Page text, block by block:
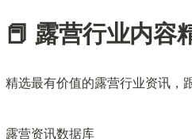
📕 露营行业内容
精选最有价值的露营行业资讯，
露营资讯数据库